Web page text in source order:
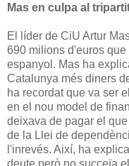
Mas en culpa al
El líder de CiU Artur
690 milions d'euros
espanyol. Mas ha
Catalunya més diners
ha recordat que va ser
en el nou model de
deixava de pagar el
de la Llei de
l'inrevés. Així, ha
deute però no succeïa